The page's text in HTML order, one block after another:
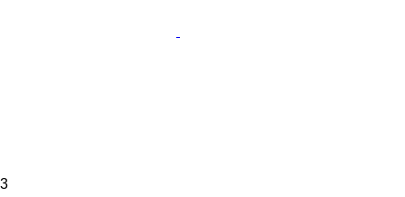
3